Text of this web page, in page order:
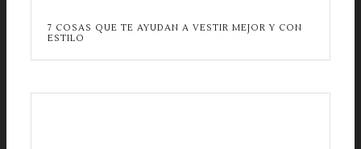
7 COSAS QUE TE AYUDAN A VESTIR MEJOR Y CON
ESTILO